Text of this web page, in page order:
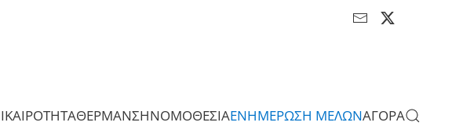
ΘΕΡΜΑΝΣΗΝΟΜΟΘΕΣΙΑΕΝΗΜΕΡΩΣΗ ΜΕΛΩΝΑΓΟΡΑ